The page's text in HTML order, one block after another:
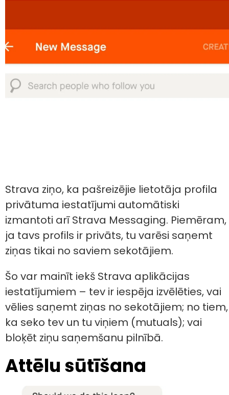
Strava ziņo, ka pašreizējie lietotāja profila
privātuma iestatījumi automātiski
izmantoti arī Strava Messaging. Piemēram,
ja tavs profils ir privāts, tu varēsi saņemt
ziņas tikai no saviem sekotājiem.
Šo var mainīt iekš Strava aplikācijas
iestatījumiem – tev ir iespēja izvēlēties, vai
vēlies saņemt ziņas no sekotājiem; no tiem,
ka seko tev un tu viņiem (mutuals); vai
bloķēt ziņu saņemšanu pilnībā.
Attēlu sūtīšana